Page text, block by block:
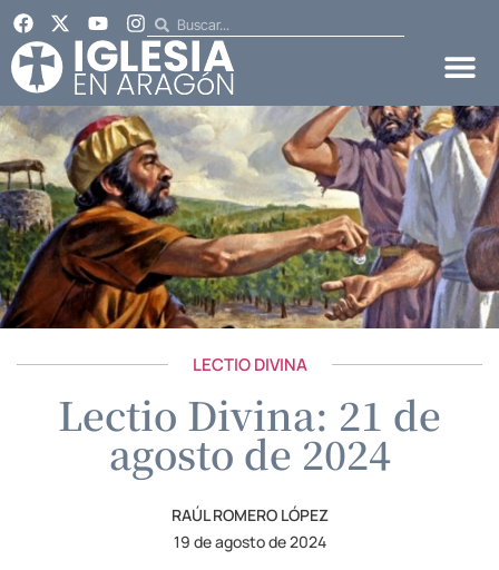
LECTIO DIVINA
Lectio Divina: 21 de
agosto de 2024
RAÚL ROMERO LÓPEZ
19 de agosto de 2024